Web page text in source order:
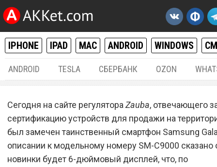
IPHONE IPAD MAC ANDROID WINDOWS
ANDROID TESLA СБЕРБАНК OZON
Журналисты
дюймовый смартфон
Galaxy C9
Сегодня на сайте регулятора Zauba, отвечающего
сертификацию устройств для продажи на
был замечен таинственный смартфон Samsung
описании к модельному номеру SM-C9000 сказано
новинки будет 6-дюймовый дисплей, что, по